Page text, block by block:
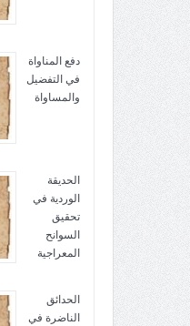
دفع المناواة
في التفضيل
والمساواة
الحديقة
الوردية في
تحقيق
السوانح
المعراجية
الحدائق
الناضرة في